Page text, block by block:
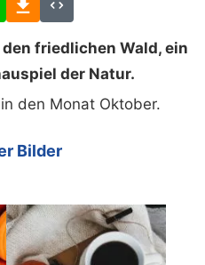
friedlichen Wald, ein
der Natur.
den Monat Oktober.
Bilder